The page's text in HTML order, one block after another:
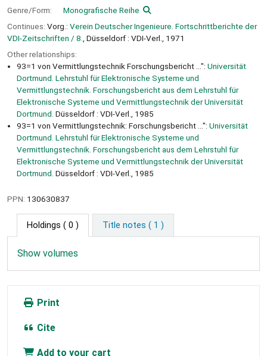
Genre/Form:
Monografische Reihe
Continues: Vorg.: Verein Deutscher Ingenieure. Fortschrittberichte der
VDI-Zeitschriften / 8.
, Düsseldorf : VDI-Verl., 1971
Other relationships:
93=1 von Vermittlungstechnik Forschungsbericht ...": Universität
Dortmund. Lehrstuhl für Elektronische Systeme und
Vermittlungstechnik. Forschungsbericht aus dem Lehrstuhl für
Elektronische Systeme und Vermittlungstechnik der Universität
Dortmund. Düsseldorf : VDI-Verl., 1985
93=1 von Vermittlungstechnik: Forschungsbericht ...": Universität
Dortmund. Lehrstuhl für Elektronische Systeme und
Vermittlungstechnik. Forschungsbericht aus dem Lehrstuhl für
Elektronische Systeme und Vermittlungstechnik der Universität
Dortmund. Düsseldorf : VDI-Verl., 1985
PPN: 130630837
Holdings ( 0 ) Title notes ( 1 )
Show volumes
Print
Cite
Add to your cart